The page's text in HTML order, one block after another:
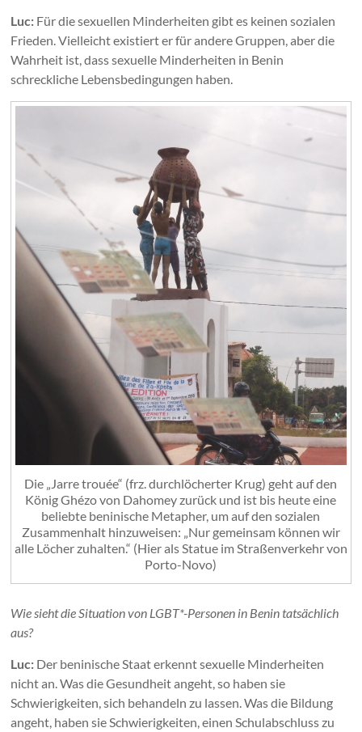
Luc: Für die sexuellen Minderheiten gibt es keinen sozialen
Frieden. Vielleicht existiert er für andere Gruppen, aber die
Wahrheit ist, dass sexuelle Minderheiten in Benin
schreckliche Lebensbedingungen haben.
Die „Jarre trouée“ (frz. durchlöcherter Krug) geht auf den
König Ghézo von Dahomey zurück und ist bis heute eine
beliebte beninische Metapher, um auf den sozialen
Zusammenhalt hinzuweisen: „Nur gemeinsam können wir
alle Löcher zuhalten.“ (Hier als Statue im Straßenverkehr von
Porto-Novo)
Wie sieht die Situation von LGBT*-Personen in Benin tatsächlich
aus?
Luc: Der beninische Staat erkennt sexuelle Minderheiten
nicht an. Was die Gesundheit angeht, so haben sie
Schwierigkeiten, sich behandeln zu lassen. Was die Bildung
angeht, haben sie Schwierigkeiten, einen Schulabschluss zu